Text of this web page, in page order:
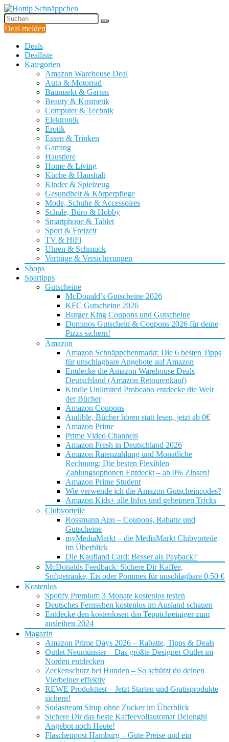
Deal melden
Deals
Dealliste
Kategorien
Amazon Warehouse Deal
Auto & Motorrad
Baumarkt & Garten
Beauty & Kosmetik
Computer & Technik
Elektronik
Erotik
Essen & Trinken
Gaming
Haustiere
Home & Living
Küche & Haushalt
Kinder & Spielzeug
Gesundheit & Körperpflege
Mode, Schuhe & Accessoires
Schule, Büro & Hobby
Smartphone & Tablet
Sport & Freizeit
TV & HiFi
Uhren & Schmuck
Verträge & Versicherungen
Shops
Spartipps
Gutscheine
McDonald’s Gutscheine 2026
KFC Gutscheine 2026
Burger King Coupons und Gutscheine
Dominos Gutschein & Coupons 2026 für deine
Pizza sichern!
Amazon
Amazon Schnäppchenmarkt: Die 6 besten Tipps
für unschlagbare Angebote auf Amazon
Entdecke die Amazon Warehouse Deals
Deutschland (Amazon Retourenkauf)
Kindle Unlimited Probeabo entdecke die Welt
der Bücher
Amazon Coupons
Audible, Bücher hören statt lesen, jetzt ab 0€
Amazon Prime
Prime Video Channels
Amazon Fresh in Deutschland 2026
Amazon Ratenzahlung und Monatliche
Rechnung: Die besten Flexiblen
Zahlungsoptionen Entdeckt – ab 0% Zinsen!
Amazon Prime Student
Wie verwende ich die Amazon Gutscheincodes?
Amazon Kids+ alle Infos und geheimen Tricks
Clubvorteile
Rossmann App – Coupons, Rabatte und
Gutscheine
myMediaMarkt – die MediaMarkt Clubvorteile
im Überblick
Die Kaufland Card: Besser als Payback?
McDonalds Feedback: Sichere Dir Kaffee,
Softgetränke, Eis oder Pommes für unschlagbare 0,50 €
Kostenlos
Spotify Premium 3 Monate kostenlos testen
Deutsches Fernsehen kostenlos im Ausland schauen
Entdecke den kostenlosen dm Teppichreiniger zum
ausleihen 2024
Magazin
Amazon Prime Days 2026 – Rabatte, Tipps & Deals
Outlet Neumünster – Das größte Designer Outlet im
Norden entdecken
Zeckenschutz bei Hunden – So schützt du deinen
Vierbeiner effektiv
REWE Produkttest – Jetzt Starten und Gratisprodukte
sichern!
Sodastream Sirup ohne Zucker im Überblick
Sichere Dir das beste Kaffeevollautomat Delonghi
Angebot noch Heute!
Flaschenpost Hamburg – Gute Preise und ein